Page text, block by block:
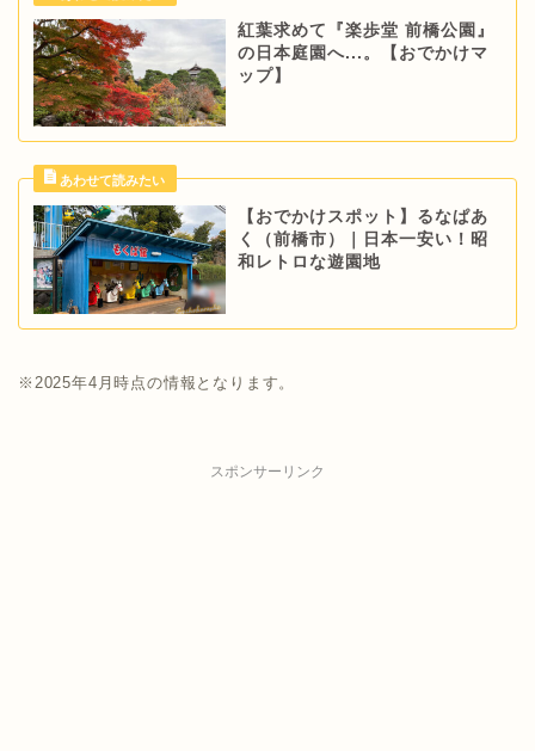
紅葉求めて『楽歩堂 前橋公園』
の日本庭園へ...。【おでかけマ
ップ】
【おでかけスポット】るなぱあ
く（前橋市）｜日本一安い！昭
和レトロな遊園地
※2025年4月時点の情報となります。
スポンサーリンク